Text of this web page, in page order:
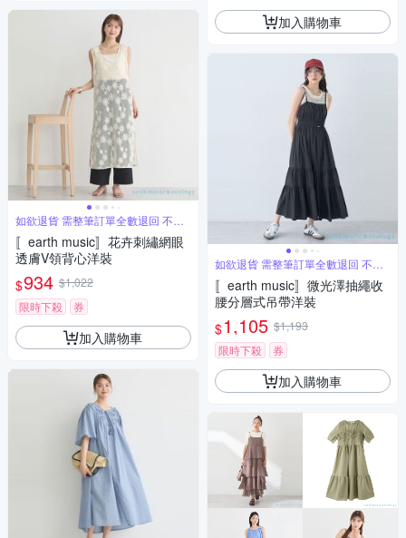
如欲退貨 需整筆訂單全數退回 不能
單退
〚earth music〛花卉刺繡網眼
透膚V領背心洋裝
$934 $1,022
限時下殺
券
加入購物車
加入購物車
如欲退貨 需整筆訂單全數退回 不能
單退
〚earth music〛微光澤抽繩收
腰分層式吊帶洋裝
$1,105 $1,193
限時下殺
券
加入購物車